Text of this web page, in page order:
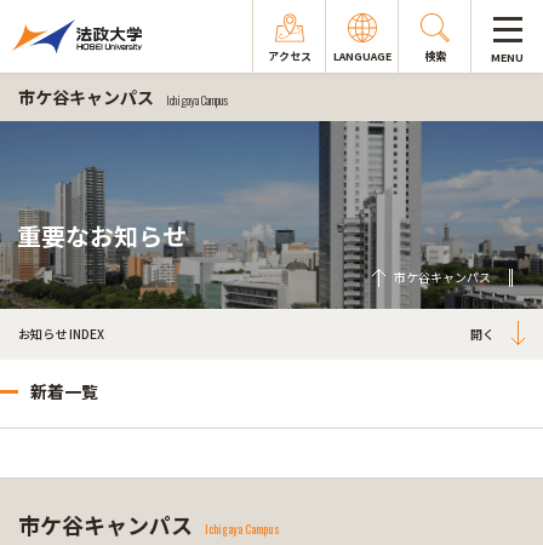
アクセス LANGUAGE 検索 MENU
市ケ谷キャンパス Ichigaya Campus
重要なお知らせ
市ケ谷キャンパス
お知らせ INDEX
新着一覧
市ケ谷キャンパス Ichigaya Campus